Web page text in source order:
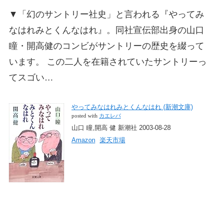
▼「幻のサントリー社史」と言われる『やってみ
なはれみとくんなはれ』。同社宣伝部出身の山口
瞳・開高健のコンビがサントリーの歴史を綴って
います。 この二人を在籍されていたサントリーっ
てスゴい…
やってみなはれみとくんなはれ (新潮文庫)
posted with カエレバ
山口 瞳,開高 健 新潮社 2003-08-28
Amazon
楽天市場